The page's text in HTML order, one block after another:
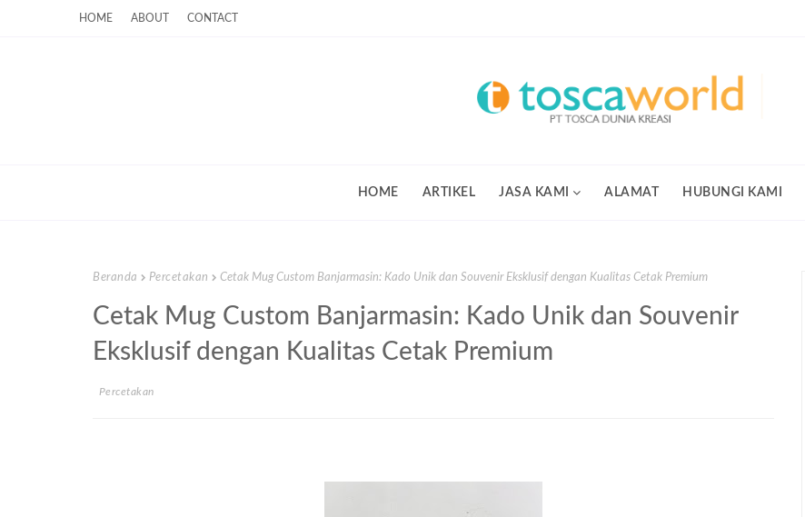
HOME ABOUT CONTACT
HOME ARTIKEL JASA KAMI ALAMAT HUBUNGI KAMI
Beranda Percetakan Cetak Mug Custom Banjarmasin: Kado Unik dan Souvenir Eksklusif dengan Kualitas Cetak Premium
Cetak Mug Custom Banjarmasin: Kado Unik dan Souvenir
Eksklusif dengan Kualitas Cetak Premium
Percetakan